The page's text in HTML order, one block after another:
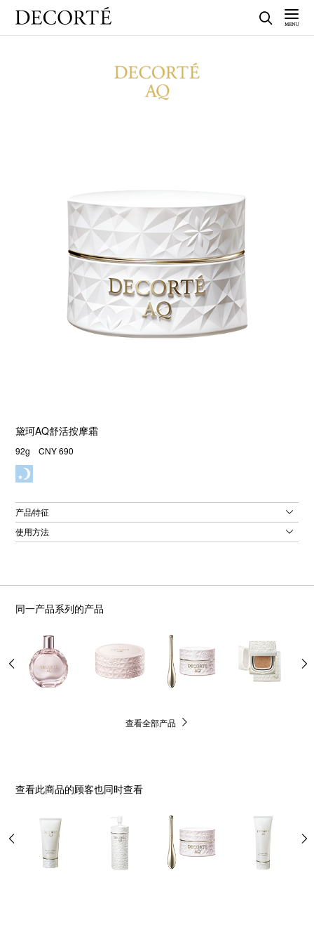
黛珂AQ舒活按摩霜
92g CNY 690
产品特征
使用方法
同一产品系列的产品
查看全部产品
查看此商品的顾客也同时查看